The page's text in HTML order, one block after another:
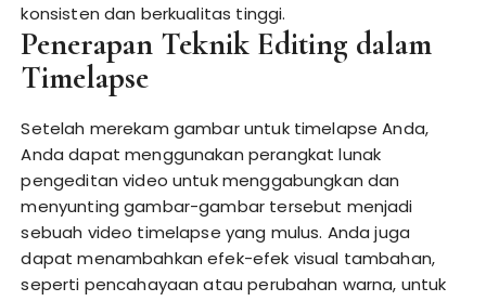
konsisten dan berkualitas tinggi.
Penerapan Teknik Editing dalam
Timelapse
Setelah merekam gambar untuk timelapse Anda,
Anda dapat menggunakan perangkat lunak
pengeditan video untuk menggabungkan dan
menyunting gambar-gambar tersebut menjadi
sebuah video timelapse yang mulus. Anda juga
dapat menambahkan efek-efek visual tambahan,
seperti pencahayaan atau perubahan warna, untuk